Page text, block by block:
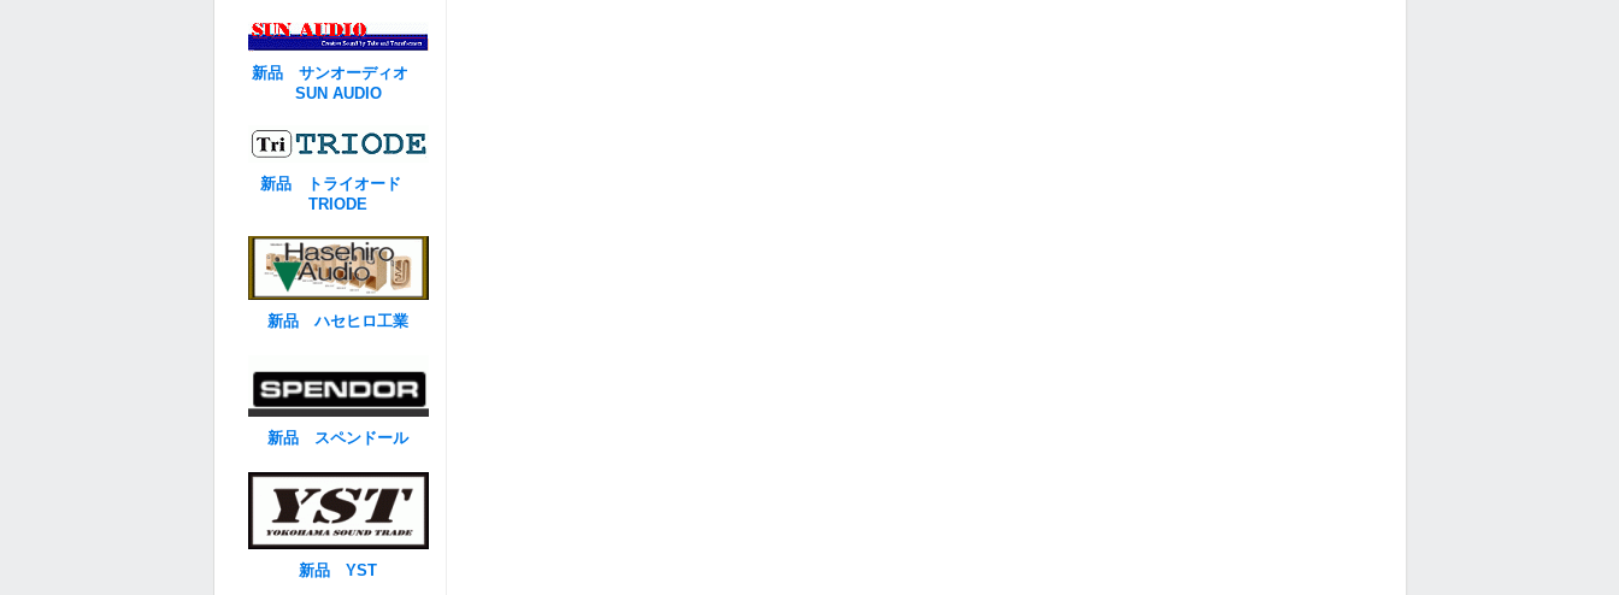
新品 サンオーディオ
SUN AUDIO
新品 トライオード
TRIODE
新品 ハセヒロ工業
新品 スペンドール
新品 YST